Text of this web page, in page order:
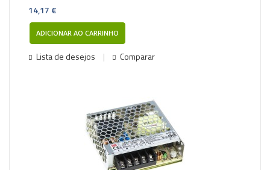
14,17 €
ADICIONAR AO CARRINHO
Lista de desejos Comparar